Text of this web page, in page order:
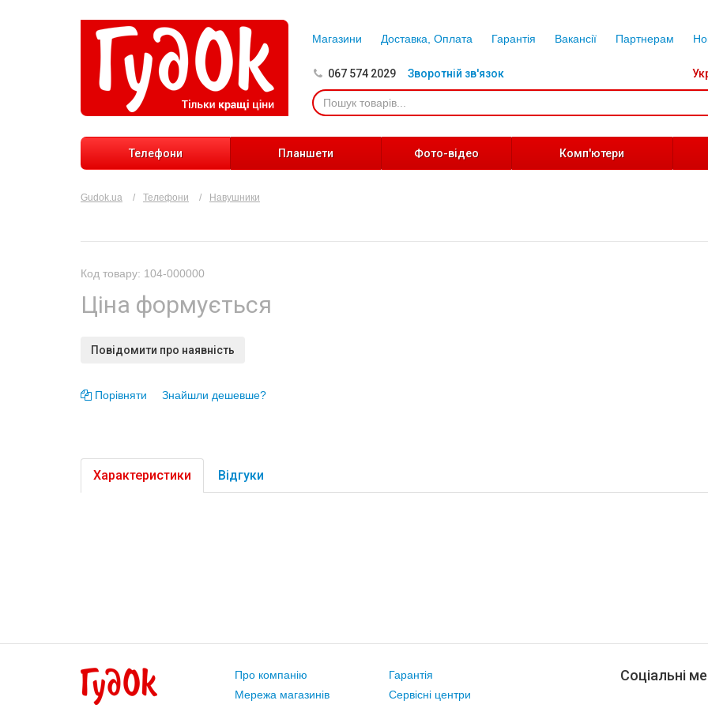
Магазини Доставка, Оплата Гарантія Вакансії Партнерам
067 574 2029 Зворотній зв'язок
Телефони Планшети Фото-відео Комп'ютери
Gudok.ua Телефони Навушники
Код товару: 104-000000
Ціна формується
Повідомити про наявність
Порівняти Знайшли дешевше?
Характеристики Відгуки
Про компанію
Мережа магазинів
Гарантія
Сервісні центри
Соціальні